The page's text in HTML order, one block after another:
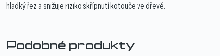
hladký řez a snižuje riziko skřípnutí kotouče ve dřevě.
Podobné produkty